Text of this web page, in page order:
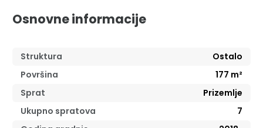
Osnovne informacije
Struktura
Ostalo
Površina
177 m²
Sprat
Prizemlje
Ukupno spratova
7